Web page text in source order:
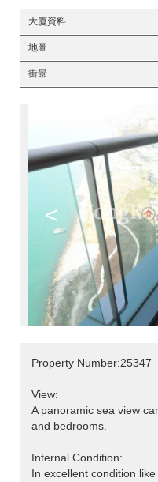
大廈資料
地圖
街景
<
Property Number:25347
View:
A panoramic sea view
and bedrooms.
Internal Condition:
In excellent condition